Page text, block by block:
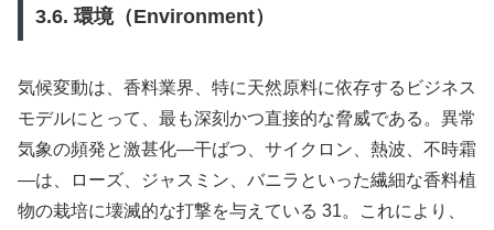
3.6. 環境（Environment）
気候変動は、香料業界、特に天然原料に依存するビジネス
モデルにとって、最も深刻かつ直接的な脅威である。異常
気象の頻発と激甚化—干ばつ、サイクロン、熱波、不時霜
—は、ローズ、ジャスミン、バニラといった繊細な香料植
物の栽培に壊滅的な打撃を与えている 31。これにより、